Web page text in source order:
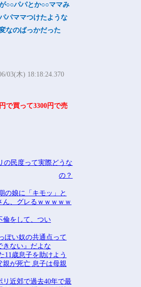
○○パパとか○○ママみ
パママつけたような
なのばっかだった
03(木) 18:18:24.370
で買って3300円で売
の民度って実際どうな
の？
の娘に「キモッ」と
ん、グレるｗｗｗｗｗ
倫をして、つい
ぽい奴の共通点って
きない』だよな
11歳息子を助けよう
が死亡 息子は母親
リ近郊で過去40年で最